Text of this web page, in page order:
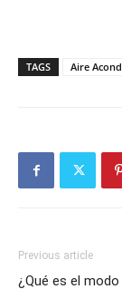
TAGS Aire
Previous article
¿Qué es el modo